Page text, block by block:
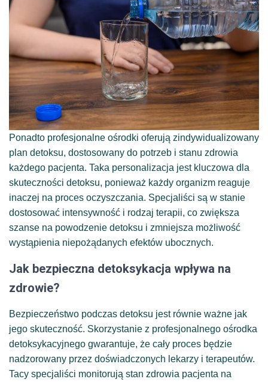
Ponadto profesjonalne ośrodki oferują zindywidualizowany
plan detoksu, dostosowany do potrzeb i stanu zdrowia
każdego pacjenta. Taka personalizacja jest kluczowa dla
skuteczności detoksu, ponieważ każdy organizm reaguje
inaczej na proces oczyszczania. Specjaliści są w stanie
dostosować intensywność i rodzaj terapii, co zwiększa
szanse na powodzenie detoksu i zmniejsza możliwość
wystąpienia niepożądanych efektów ubocznych.
Jak bezpieczna detoksykacja wpływa na
zdrowie?
Bezpieczeństwo podczas detoksu jest równie ważne jak
jego skuteczność. Skorzystanie z profesjonalnego ośrodka
detoksykacyjnego gwarantuje, że cały proces będzie
nadzorowany przez doświadczonych lekarzy i terapeutów.
Tacy specjaliści monitorują stan zdrowia pacjenta na